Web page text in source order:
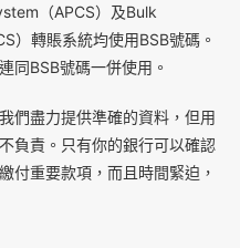
（APCS）及Bulk
）轉賬系統均使用BSB號碼。
同BSB號碼一併使用。
們盡力提供準確的資料，但用
負責。只有你的銀行可以確認
付重要款項，而且時間緊迫，